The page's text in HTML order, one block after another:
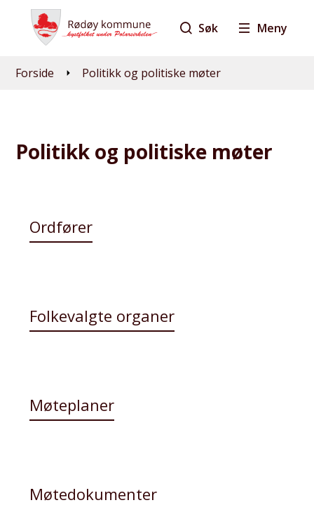
Søk Meny
Du er her:
Forside Politikk og politiske møter
Politikk og politiske møter
Ordfører
Folkevalgte organer
Møteplaner
Møtedokumenter